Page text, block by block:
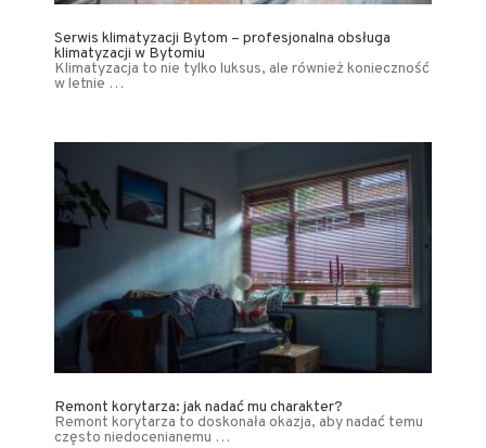
Serwis klimatyzacji Bytom – profesjonalna obsługa
klimatyzacji w Bytomiu
Klimatyzacja to nie tylko luksus, ale również konieczność
w letnie …
Remont korytarza: jak nadać mu charakter?
Remont korytarza to doskonała okazja, aby nadać temu
często niedocenianemu …